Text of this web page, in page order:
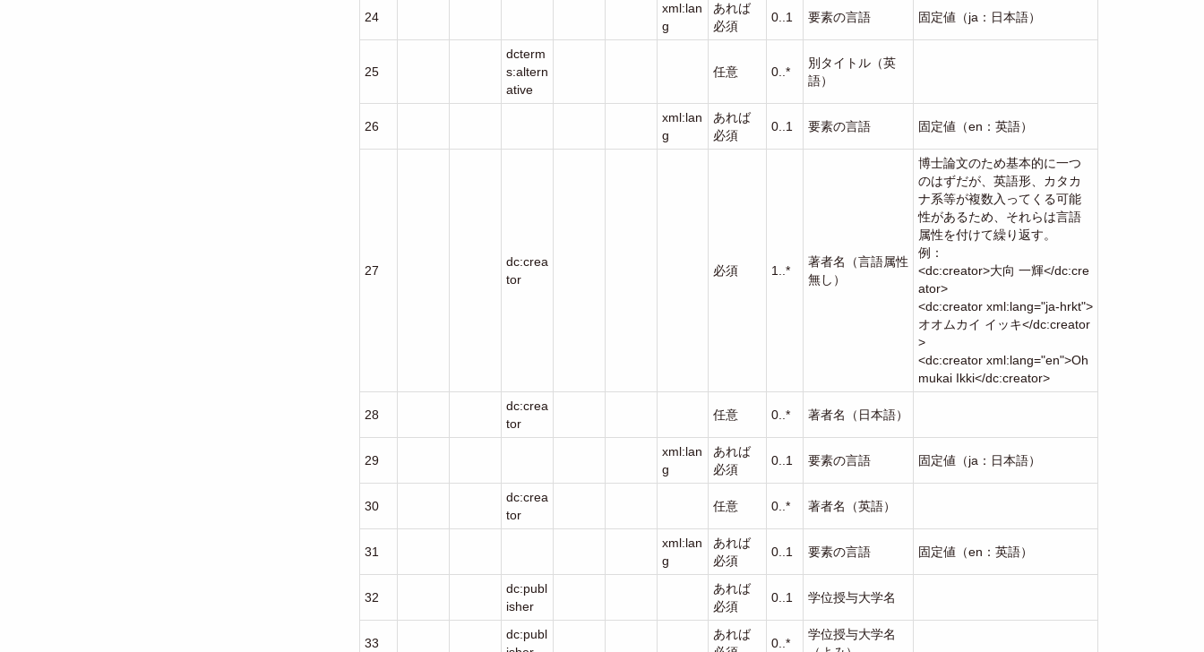
24
xml:lan
g
あれば
必須
0..1 要素の言語 固定値（ja：日本語）
25
dcterm
s:altern
ative
任意 0..*
別タイトル（英
語）
26
xml:lan
g
あれば
必須
0..1 要素の言語 固定値（en：英語）
27
dc:crea
tor
必須 1..*
著者名（言語属性
無し）
博士論文のため基本的に一つ
のはずだが、英語形、カタカ
ナ系等が複数入ってくる可能
性があるため、それらは言語
属性を付けて繰り返す。
例：
<dc:creator>大向 一輝</dc:cre
ator>
<dc:creator xml:lang="ja-hrkt">
オオムカイ イッキ</dc:creator
>
<dc:creator xml:lang="en">Oh
mukai Ikki</dc:creator>
28
dc:crea
tor
任意 0..* 著者名（日本語）
29
xml:lan
g
あれば
必須
0..1 要素の言語 固定値（ja：日本語）
30
dc:crea
tor
任意 0..* 著者名（英語）
31
xml:lan
g
あれば
必須
0..1 要素の言語 固定値（en：英語）
32
dc:publ
isher
あれば
必須
0..1 学位授与大学名
33
dc:publ
あれば
0..*
学位授与大学名